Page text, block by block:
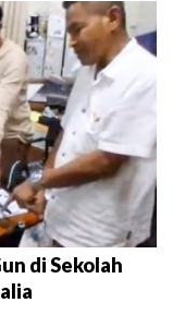
di Sekolah